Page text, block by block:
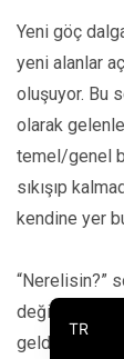
Yeni göç
yeni alanlar
oluşuyor. Bu
olarak
temel/genel
sıkışıp
kendine yer
“Nerelisin?”
değiştiriyor.
geldiğin yer
TR
EN-DE